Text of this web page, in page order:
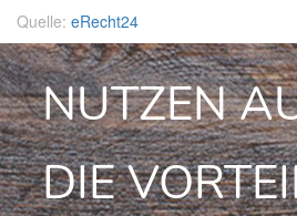
Quelle: eRecht24
NUTZEN
DIE